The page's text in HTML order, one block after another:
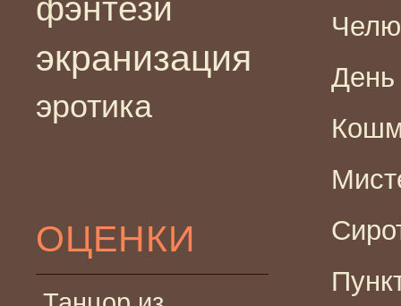
фэнтези
экранизация
эротика
ОЦЕНКИ
День